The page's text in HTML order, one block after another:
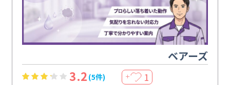
ベアーズ
3.2 (5件) ＋ 1